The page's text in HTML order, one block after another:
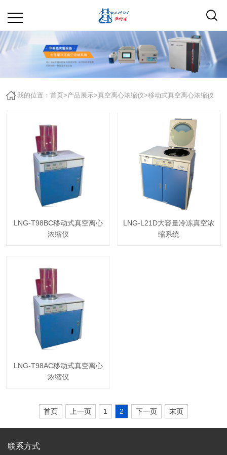
我的位置：首页>产品展示>真空离心浓缩仪>移动式真空离心浓缩仪
LNG-T98BC移动式真空离心
浓缩仪
LNG-L21D大容量冷冻真空浓
缩系统
LNG-T98AC移动式真空离心
浓缩仪
首页 上一页 1 2 下一页 末页
联系方式